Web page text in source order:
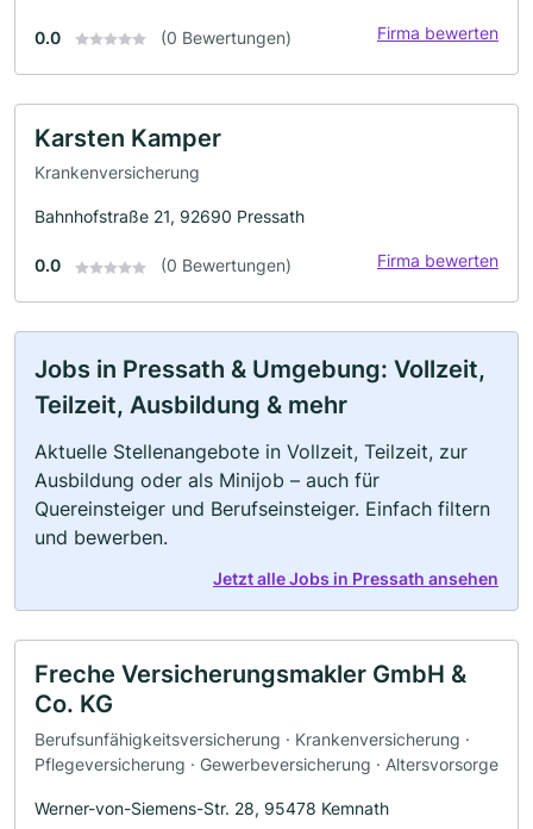
0.0 (0 Bewertungen) Firma bewerten
Karsten Kamper
Krankenversicherung
Bahnhofstraße 21, 92690 Pressath
0.0 (0 Bewertungen) Firma bewerten
Jobs in Pressath & Umgebung: Vollzeit,
Teilzeit, Ausbildung & mehr
Aktuelle Stellenangebote in Vollzeit, Teilzeit, zur
Ausbildung oder als Minijob – auch für
Quereinsteiger und Berufseinsteiger. Einfach filtern
und bewerben.
Jetzt alle Jobs in Pressath ansehen
Freche Versicherungsmakler GmbH &
Co. KG
Berufsunfähigkeitsversicherung · Krankenversicherung ·
Pflegeversicherung · Gewerbeversicherung · Altersvorsorge
Werner-von-Siemens-Str. 28, 95478 Kemnath